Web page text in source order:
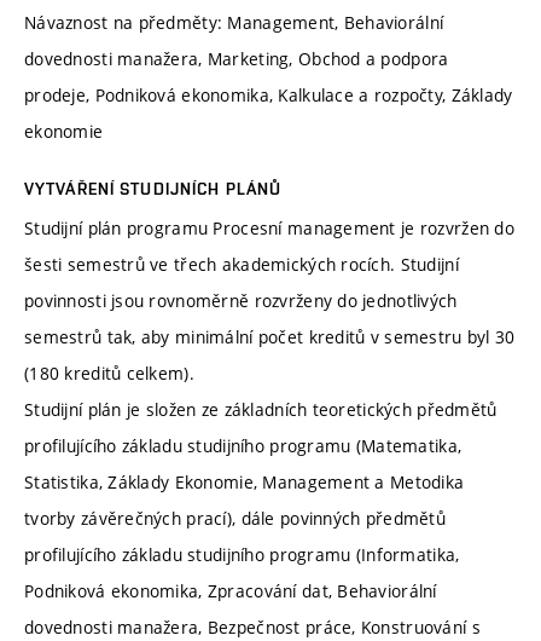
Návaznost na předměty: Management, Behaviorální
dovednosti manažera, Marketing, Obchod a podpora
prodeje, Podniková ekonomika, Kalkulace a rozpočty, Základy
ekonomie
VYTVÁŘENÍ STUDIJNÍCH PLÁNŮ
Studijní plán programu Procesní management je rozvržen do
šesti semestrů ve třech akademických rocích. Studijní
povinnosti jsou rovnoměrně rozvrženy do jednotlivých
semestrů tak, aby minimální počet kreditů v semestru byl 30
(180 kreditů celkem).
Studijní plán je složen ze základních teoretických předmětů
profilujícího základu studijního programu (Matematika,
Statistika, Základy Ekonomie, Management a Metodika
tvorby závěrečných prací), dále povinných předmětů
profilujícího základu studijního programu (Informatika,
Podniková ekonomika, Zpracování dat, Behaviorální
dovednosti manažera, Bezpečnost práce, Konstruování s